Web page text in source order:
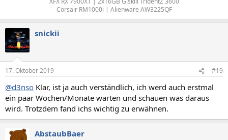
Corsair RM1000i | Alienware AW3225QF​
snickii
17. Oktober 2019 #19
@d3nso Klar, ist ja auch verständlich, ich werd auch erstmal
ein paar Wochen/Monate warten und schauen was daraus
wird. Trotzdem fand ichs wichtig zu erwähnen.
AbstaubBaer